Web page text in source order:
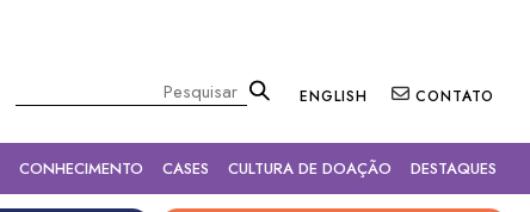
ENGLISH CONTATO
CONHECIMENTO CASES CULTURA DE DOAÇÃO DESTAQUES